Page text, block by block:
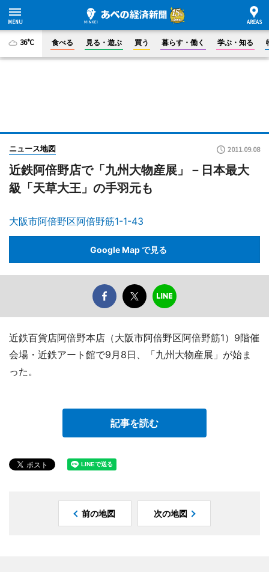
36°C 食べる 見る・遊ぶ 買う 暮らす・働く 学ぶ・知る
ニュース地図 2011.09.08
近鉄阿倍野店で「九州大物産展」－日本最大
級「天草大王」の手羽元も
大阪市阿倍野区阿倍野筋1-1-43
Google Map で見る
近鉄百貨店阿倍野本店（大阪市阿倍野区阿倍野筋1）9階催
会場・近鉄アート館で9月8日、「九州大物産展」が始ま
った。
記事を読む
前の地図 次の地図